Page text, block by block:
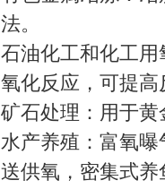
法。
石油化工和化工
氧化反应，可提
矿石处理：用于
水产养殖：富氧
送供氧，密集式养